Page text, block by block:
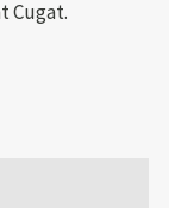
Cugat.